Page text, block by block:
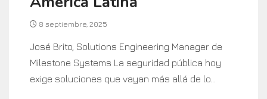
8 septiembre, 2025
José Brito, Solutions Engineering Manager de
Milestone Systems La seguridad pública hoy
exige soluciones que vayan más allá de lo...